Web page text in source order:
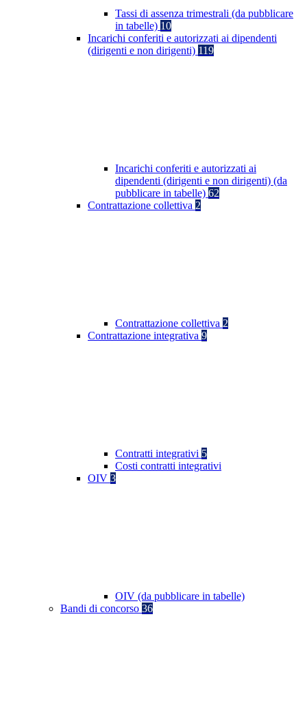
Tassi di assenza trimestrali (da pubblicare
in tabelle) 10
Incarichi conferiti e autorizzati ai dipendenti
(dirigenti e non dirigenti) 119
Incarichi conferiti e autorizzati ai
dipendenti (dirigenti e non dirigenti) (da
pubblicare in tabelle) 62
Contrattazione collettiva 2
Contrattazione collettiva 2
Contrattazione integrativa 9
Contratti integrativi 5
Costi contratti integrativi
OIV 3
OIV (da pubblicare in tabelle)
Bandi di concorso 36